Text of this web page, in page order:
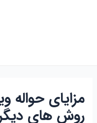
مزایای حواله
روش های